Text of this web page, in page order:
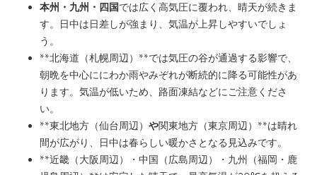
本州・九州・四国では広く高気圧に覆われ、晴天が続きま
す。日中は日差しが強まり、気温が上昇しやすいでしょ
う。
**北海道（札幌周辺）**では気圧の谷が通過する影響で、
朝晩を中心ににわか雨やみぞれが断続的に降る可能性があ
ります。気温が低いため、路面凍結などにご注意くださ
い。
**東北地方（仙台周辺） や関東地方（東京周辺）**は晴れ
間が広がり、日中は春らしい暖かさとなる見込みです。
**近畿（大阪周辺）・中国（広島周辺）・九州（福岡・鹿